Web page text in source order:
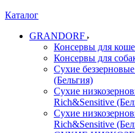
Каталог
GRANDORF
Консервы для
Консервы для
Сухие
(Бельгия)
Сухие
Rich&Sensitive
Сухие
Rich&Sensitive